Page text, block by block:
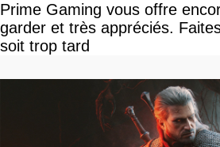
Prime Gaming vous offre
garder et très appréciés.
soit trop tard